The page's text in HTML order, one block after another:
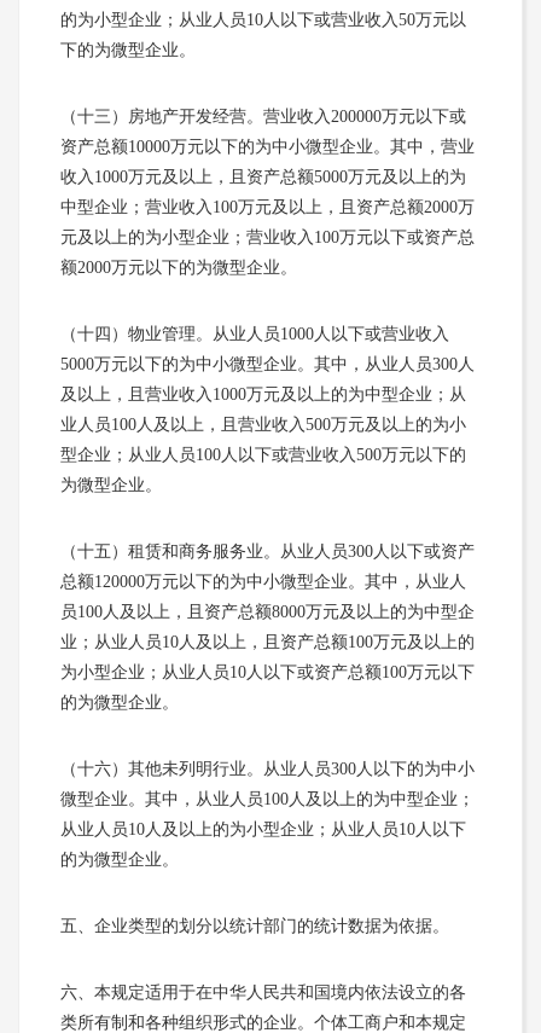
的为小型企业；从业人员10人以下或营业收入50万元以
下的为微型企业。
（十三）房地产开发经营。营业收入200000万元以下或
资产总额10000万元以下的为中小微型企业。其中，营业
收入1000万元及以上，且资产总额5000万元及以上的为
中型企业；营业收入100万元及以上，且资产总额2000万
元及以上的为小型企业；营业收入100万元以下或资产总
额2000万元以下的为微型企业。
（十四）物业管理。从业人员1000人以下或营业收入
5000万元以下的为中小微型企业。其中，从业人员300人
及以上，且营业收入1000万元及以上的为中型企业；从
业人员100人及以上，且营业收入500万元及以上的为小
型企业；从业人员100人以下或营业收入500万元以下的
为微型企业。
（十五）租赁和商务服务业。从业人员300人以下或资产
总额120000万元以下的为中小微型企业。其中，从业人
员100人及以上，且资产总额8000万元及以上的为中型企
业；从业人员10人及以上，且资产总额100万元及以上的
为小型企业；从业人员10人以下或资产总额100万元以下
的为微型企业。
（十六）其他未列明行业。从业人员300人以下的为中小
微型企业。其中，从业人员100人及以上的为中型企业；
从业人员10人及以上的为小型企业；从业人员10人以下
的为微型企业。
五、企业类型的划分以统计部门的统计数据为依据。
六、本规定适用于在中华人民共和国境内依法设立的各
类所有制和各种组织形式的企业。个体工商户和本规定